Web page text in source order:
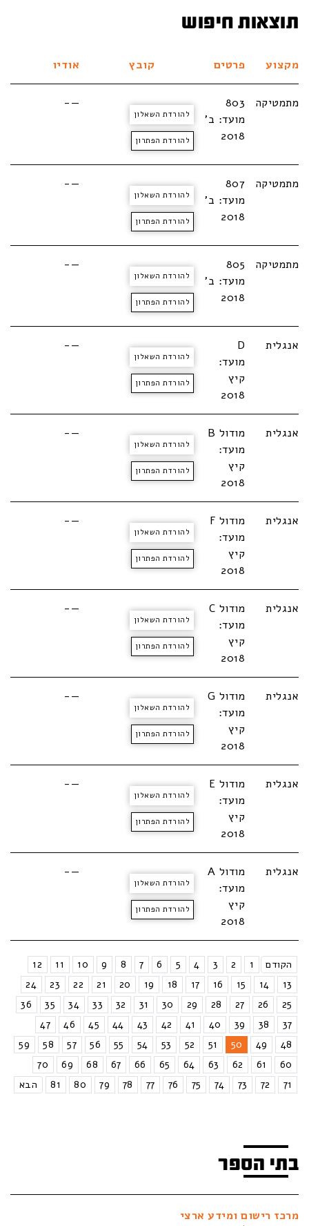
תוצאות חיפוש
מקצוע פרטים קובץ אודיו
מתמטיקה
803
מועד: ב'
2018
להורדת השאלון
להורדת הפתרון
—-
מתמטיקה
807
מועד: ב'
2018
להורדת השאלון
להורדת הפתרון
—-
מתמטיקה
805
מועד: ב'
2018
להורדת השאלון
להורדת הפתרון
—-
אנגלית
D
מועד:
קיץ
2018
להורדת השאלון
להורדת הפתרון
—-
אנגלית
מודול B
מועד:
קיץ
2018
להורדת השאלון
להורדת הפתרון
—-
אנגלית
מודול F
מועד:
קיץ
2018
להורדת השאלון
להורדת הפתרון
—-
אנגלית
מודול C
מועד:
קיץ
2018
להורדת השאלון
להורדת הפתרון
—-
אנגלית
מודול G
מועד:
קיץ
2018
להורדת השאלון
להורדת הפתרון
—-
אנגלית
מודול E
מועד:
קיץ
2018
להורדת השאלון
להורדת הפתרון
—-
אנגלית
מודול A
מועד:
קיץ
2018
להורדת השאלון
להורדת הפתרון
—-
הקודם 1
2
3
4
5
6
7
8
9
10
11
12
13
14
15
16
17
18
19
20
21
22
23
24
25
26
27
28
29
30
31
32
33
34
35
36
37
38
39
40
41
42
43
44
45
46
47
48
49
50
51
52
53
54
55
56
57
58
59
60
61
62
63
64
65
66
67
68
69
70
71
72
73
74
75
76
77
78
79
80
81 הבא
בתי הספר
מרכז רישום ומידע ארצי